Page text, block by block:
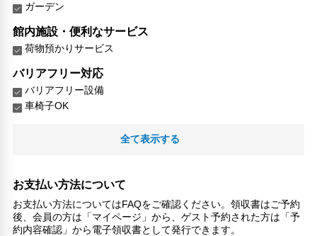
ガーデン
館内施設・便利なサービス
荷物預かりサービス
バリアフリー対応
バリアフリー設備
車椅子OK
セーフティボックス（フロント）
全て表示する
お支払い方法について
お支払い方法についてはFAQをご確認ください。領収書はご予約
後、会員の方は「マイページ」から、ゲスト予約された方は「予
約内容確認」から電子領収書として発行できます。